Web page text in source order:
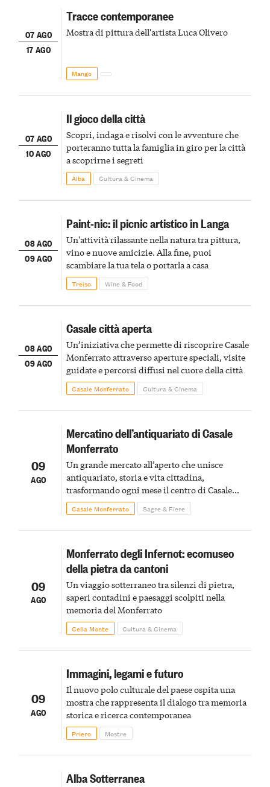
07 AGO
17 AGO
Tracce contemporanee
Mostra di pittura dell'artista Luca Olivero
Mango
07 AGO
10 AGO
Il gioco della città
Scopri, indaga e risolvi con le avventure che
porteranno tutta la famiglia in giro per la città
a scoprirne i segreti
Alba Cultura & Cinema
08 AGO
09 AGO
Paint-nic: il picnic artistico in Langa
Un'attività rilassante nella natura tra pittura,
vino e nuove amicizie. Alla fine, puoi
scambiare la tua tela o portarla a casa
Treiso Wine & Food
08 AGO
09 AGO
Casale città aperta
Un’iniziativa che permette di riscoprire Casale
Monferrato attraverso aperture speciali, visite
guidate e percorsi diffusi nel cuore della città
Casale Monferrato Cultura & Cinema
09
AGO
Mercatino dell’antiquariato di Casale
Monferrato
Un grande mercato all’aperto che unisce
antiquariato, storia e vita cittadina,
trasformando ogni mese il centro di Casale
Monferrato in un luogo di scoperta e racconto
Casale Monferrato Sagre & Fiere
09
AGO
Monferrato degli Infernot: ecomuseo
della pietra da cantoni
Un viaggio sotterraneo tra silenzi di pietra,
saperi contadini e paesaggi scolpiti nella
memoria del Monferrato
Cella Monte Cultura & Cinema
09
AGO
Immagini, legami e futuro
Il nuovo polo culturale del paese ospita una
mostra che rappresenta il dialogo tra memoria
storica e ricerca contemporanea
Priero Mostre
Alba Sotterranea